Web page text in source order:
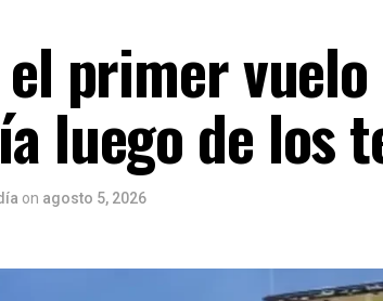
primer vuelo
luego de los
on agosto 5, 2026